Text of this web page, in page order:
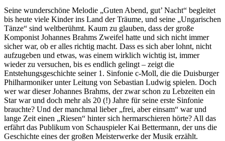
Seine wunderschöne Melodie „Guten Abend, gut’ Nacht“ begleitet
bis heute viele Kinder ins Land der Träume, und seine „Ungarischen
Tänze“ sind weltberühmt. Kaum zu glauben, dass der große
Komponist Johannes Brahms Zweifel hatte und sich nicht immer
sicher war, ob er alles richtig macht. Dass es sich aber lohnt, nicht
aufzugeben und etwas, was einem wirklich wichtig ist, immer
wieder zu versuchen, bis es endlich gelingt – zeigt die
Entstehungsgeschichte seiner 1. Sinfonie c-Moll, die die Duisburger
Philharmoniker unter Leitung von Sebastian Ludwig spielen. Doch
wer war dieser Johannes Brahms, der zwar schon zu Lebzeiten ein
Star war und doch mehr als 20 (!) Jahre für seine erste Sinfonie
brauchte? Und der manchmal lieber „frei, aber einsam“ war und
lange Zeit einen „Riesen“ hinter sich hermarschieren hörte? All das
erfährt das Publikum von Schauspieler Kai Bettermann, der uns die
Geschichte eines der großen Meisterwerke der Musik erzählt.